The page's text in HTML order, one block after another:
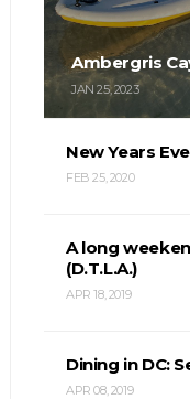
Ambergris
JAN 25, 2023
New Years
FEB 25, 2020
A long
(D.T.L.A.)
APR 18, 2019
Dining in DC:
APR 08, 2019